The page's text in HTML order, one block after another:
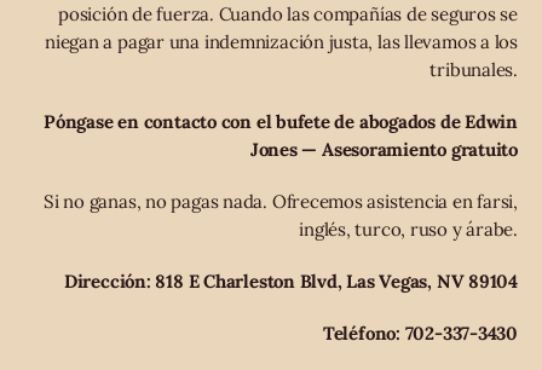
posición de fuerza. Cuando las compañías de seguros se
niegan a pagar una indemnización justa, las llevamos a los
tribunales.
Póngase en contacto con el bufete de abogados de Edwin
Jones — Asesoramiento gratuito
Si no ganas, no pagas nada. Ofrecemos asistencia en farsi,
inglés, turco, ruso y árabe.
Dirección: 818 E Charleston Blvd, Las Vegas, NV 89104
Teléfono: 702-337-3430